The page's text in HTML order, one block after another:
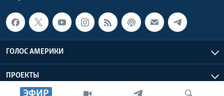
ЭФИР
ГОЛОС АМЕРИКИ
ПРОЕКТЫ